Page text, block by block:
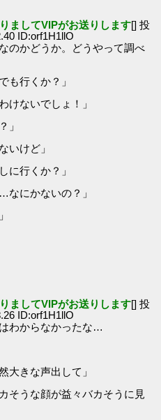
ましてVIPがお送りします[] 投
ID:orf1H1llO
のかどうか。どうやって調べ
も行くか？」
けないでしょ！」
」
いけど」
に行くか？」
なにかないの？」
ましてVIPがお送りします[] 投
ID:orf1H1llO
わからなかったな…
大きな声出して」
そうな顔が益々バカそうに見